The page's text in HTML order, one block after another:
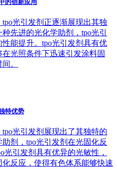
的创新应用
光引发剂正逐渐展现出其独
先进的光化学助剂，tpo光引
能提升。tpo光引发剂具有优
光照条件下迅速引发涂料固
。
特优势
光引发剂展现出了其独特的
剂，tpo光引发剂在光固化反
引发剂具有优异的光敏性，
反应，使得有色体系能够快速